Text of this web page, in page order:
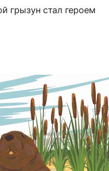
грызун стал героем